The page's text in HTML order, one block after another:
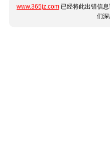
www.365jz.com 已经将此出错信
们